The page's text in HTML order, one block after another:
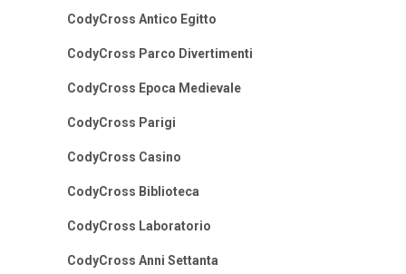
CodyCross Antico Egitto
CodyCross Parco Divertimenti
CodyCross Epoca Medievale
CodyCross Parigi
CodyCross Casino
CodyCross Biblioteca
CodyCross Laboratorio
CodyCross Anni Settanta